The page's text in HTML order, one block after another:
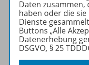
Beschreibung
Zugehörige
Daten zusammen,
haben oder die
Dienste
Buttons „Alle
Datenerhebung
DSGVO, § 25